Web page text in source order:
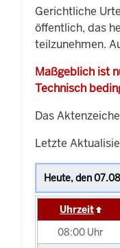
Gerichtliche
öffentlich, das
teilzunehmen.
Maßgeblich ist
Technisch
Das
Letzte
Uhrzeit
08:00 Uhr